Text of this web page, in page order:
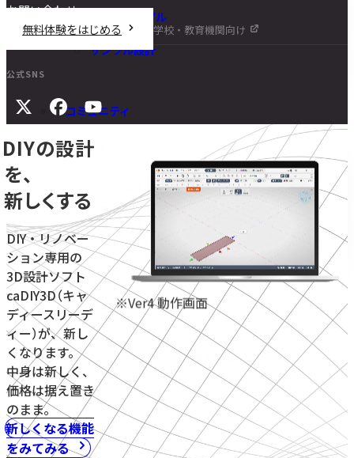
チュートリアル
DIY講座
サンプル設計
コミュニティ
サポート
よくある質問
マニュアル
旧バージョンダウンロード
ニュース
お問い合わせ
学校・教育機関向け 無料体験をはじめる
お問い合わせ
無料体験をはじめる
学校・教育機関向け
公式SNS
DIYの設計
を、
新しくする
DIY・リノベー
ション専用の
3D設計ソフト
caDIY3D（キャ
ディースリーデ
ィー）が、新し
くなります。
中身は新しく、
価格は据え置き
のまま。
新しくなる機能
をみてみる
※Ver4 動作画面